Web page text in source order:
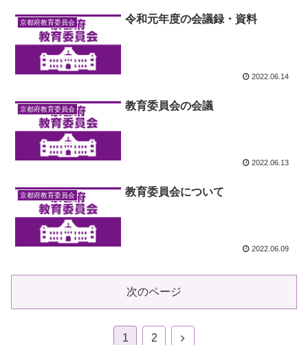
京都府教育委員会 令和元年度の会議録・資料
2022.06.14
京都府教育委員会 教育委員会の会議
2022.06.13
京都府教育委員会 教育委員会について
2022.06.09
次のページ
1 2